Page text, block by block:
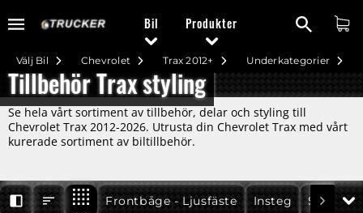
Bil Produkter
Underkategorier
Trax 2012+
Chevrolet
Välj Bil
Tillbehör Trax styling
Se hela vårt sortiment av tillbehör, delar och styling till
Chevrolet Trax 2012-2026. Utrusta din Chevrolet Trax med vårt
kurerade sortiment av biltillbehör.
Trax 2012+
Frontbåge - Ljusfäste
Trax 2012+
Insteg
Trax 2012+
Styling